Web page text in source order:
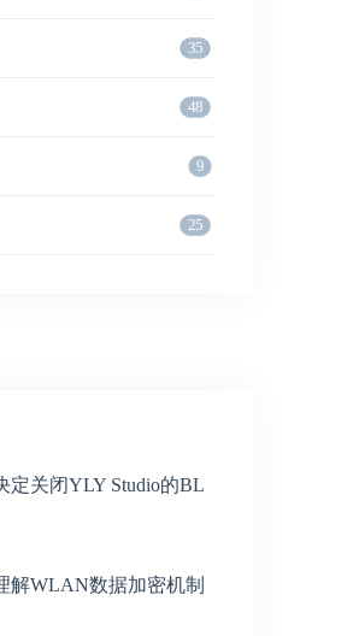
35
48
9
25
定关闭YLY Studio的BL
解WLAN数据加密机制